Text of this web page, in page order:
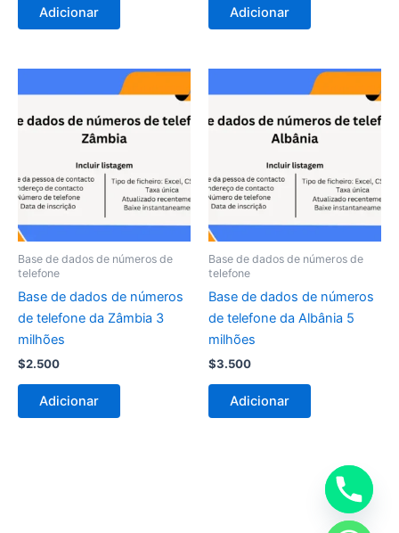
Adicionar Adicionar
Base de dados de números de
telefone
Base de dados de números
de telefone da Zâmbia 3
milhões
$2.500
Adicionar
Base de dados de números de
telefone
Base de dados de números
de telefone da Albânia 5
milhões
$3.500
Adicionar